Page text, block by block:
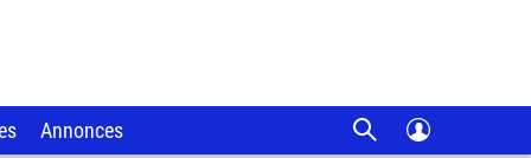
Annonces